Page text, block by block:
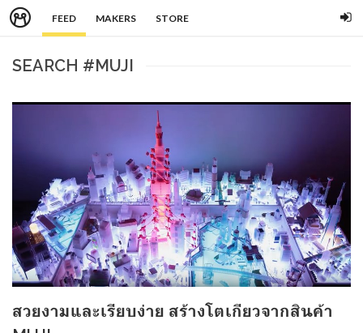
FEED MAKERS STORE
SEARCH #MUJI
สวยงามและเรียบง่าย สร้างโตเกียวจากสินค้า